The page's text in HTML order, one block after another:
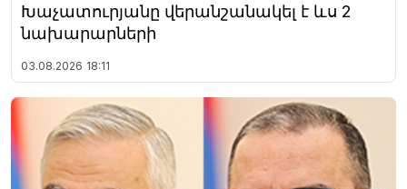
Խաչատուրյանը վերանշանակել է ևս 2
նախարարների
03.08.2026 18:11